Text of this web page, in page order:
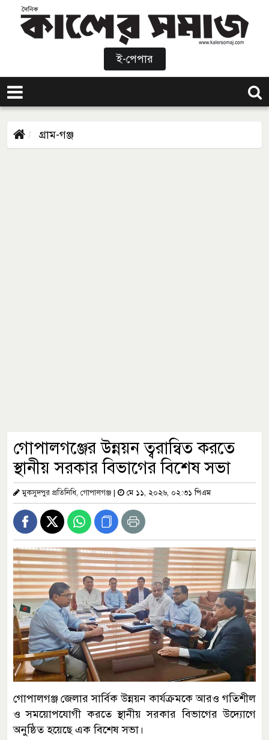
ই-পেপার
গ্রাম-গঞ্জ
গোপালগঞ্জের উন্নয়ন ত্বরান্বিত করতে
স্থানীয় সরকার বিভাগের বিশেষ সভা
মুকসুদপুর প্রতিনিধি, গোপালগঞ্জ | মে ১১, ২০২৬, ০২:৩১ পিএম
গোপালগঞ্জ জেলার সার্বিক উন্নয়ন কার্যক্রমকে আরও গতিশীল
ও সময়োপযোগী করতে স্থানীয় সরকার বিভাগের উদ্যোগে
অনুষ্ঠিত হয়েছে এক বিশেষ সভা।